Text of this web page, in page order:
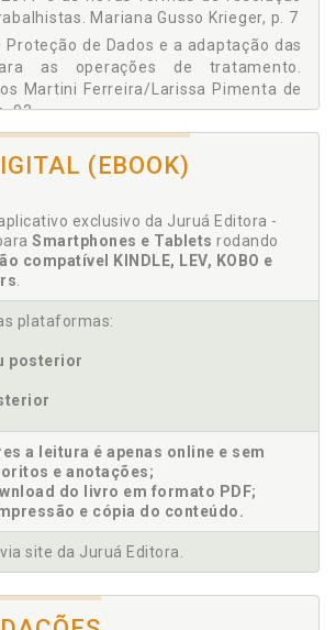
Mariana Gusso Krieger, p. 7
Proteção de Dados e a adaptação das
as operações de tratamento.
Martini Ferreira/Larissa Pimenta de
93
digital e o mundo VUCA. Rosine
p. 103
Andrea Damasceno de
Pimenta de Barros Lima, p. 109
A equiparação salarial na Lei
e o problema dos diferentes
comerciais. Ana Camila
Mara Kovaleski, p. 41
de Barros. A ética na advocacia
na prestação jurisdicional. Andrea
Barros/Larissa Pimenta de Barros
solução econômica frente à crise
Isabella Calabrese
Hasson, p. 69
Jacques. Incidente de
trabalho. Isabella Calabrese
(EBOOK)
exclusivo da Juruá Editora -
Smartphones e Tablets rodando
compatível KINDLE, LEV, KOBO e
.
plataformas:
posterior
a leitura é apenas online e sem
e anotações;
do livro em formato PDF;
e cópia do conteúdo.
site da Juruá Editora.